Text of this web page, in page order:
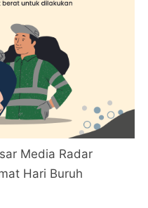
Media Radar
Hari Buruh